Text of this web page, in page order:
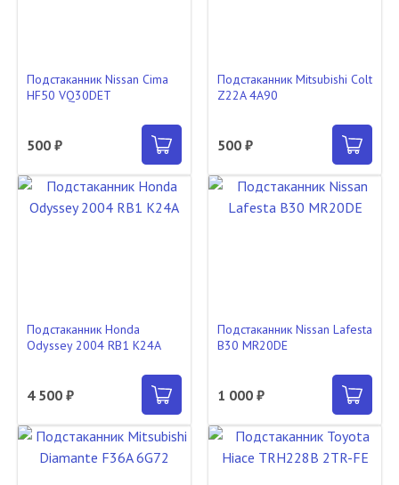
Подстаканник Nissan Cima
HF50 VQ30DET
500 ₽
Подстаканник Mitsubishi Colt
Z22A 4A90
500 ₽
Подстаканник Honda
Odyssey 2004 RB1 K24A
4 500 ₽
Подстаканник Nissan Lafesta
B30 MR20DE
1 000 ₽